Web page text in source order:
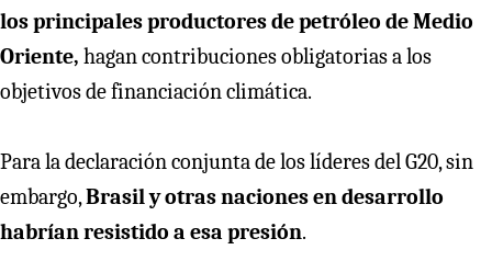
los principales productores de petróleo de Medio
Oriente, hagan contribuciones obligatorias a los
objetivos de financiación climática.
Para la declaración conjunta de los líderes del G20, sin
embargo,Brasil y otras naciones en desarrollo
habrían resistido a esa presión.